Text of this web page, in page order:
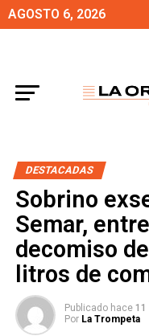
AGOSTO 6, 2026
DESTACADAS
Sobrino
Semar,
decomiso
litros de
Publicado hace 11
Por La Trompeta